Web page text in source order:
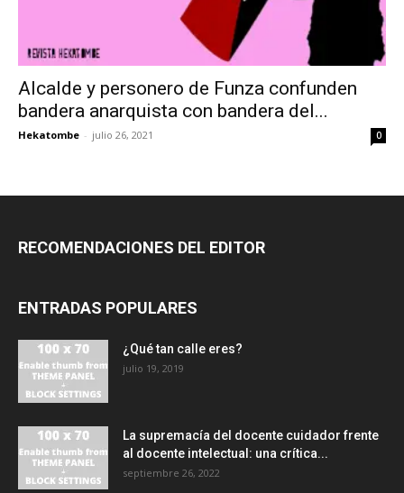
Alcalde y personero de Funza confunden
bandera anarquista con bandera del...
Hekatombe - julio 26, 2021 0
RECOMENDACIONES DEL EDITOR
ENTRADAS POPULARES
¿Qué tan calle eres?
julio 19, 2019
La supremacía del docente cuidador frente
al docente intelectual: una crítica...
septiembre 26, 2022